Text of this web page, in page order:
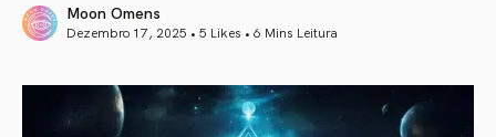
Moon Omens
Dezembro 17, 2025 • 5 Likes • 6 Mins Leitura